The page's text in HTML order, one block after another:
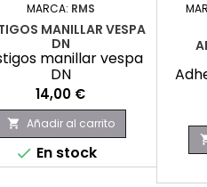
MARCA: RMS
MANILLAR VESPA
DN
manillar vespa
DN
Precio
14,00 €
 Añadir al carrito
 En stock